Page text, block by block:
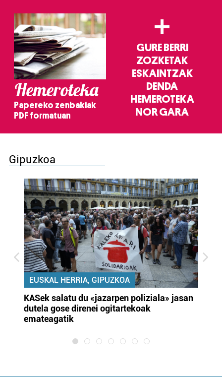
Hemeroteka
Papereko zenbakiak
PDF formatuan
+
GURE BERRI
ZOZKETAK
ESKAINTZAK
DENDA
HEMEROTEKA
NOR GARA
Gipuzkoa
EUSKAL HERRIA, GIPUZKOA
KASek salatu du «jazarpen poliziala» jasan
dutela gose direnei ogitartekoak
emateagatik